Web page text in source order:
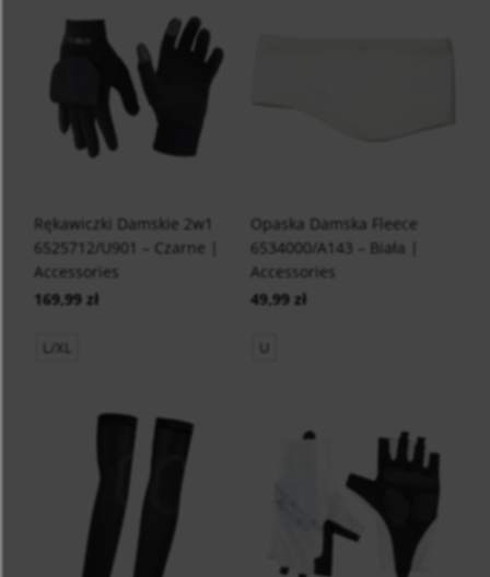
Rękawiczki Damskie 2w1
6525712/U901 – Czarne |
Accessories
169,99 zł
L/XL
Opaska Damska Fleece
6534000/A143 – Biała |
Accessories
49,99 zł